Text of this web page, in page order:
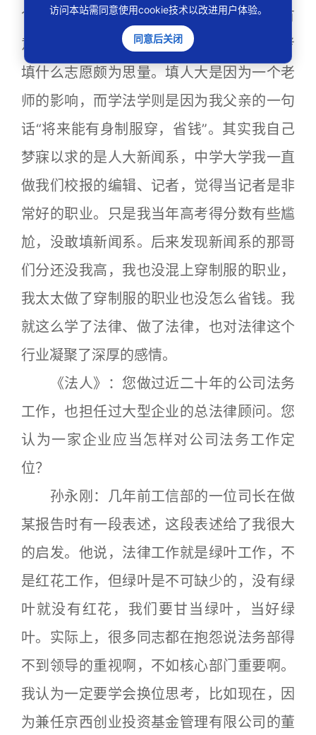
1989年考入中国人民大学法学院。当时挺有
意思，小地方人并没有什么理想信念，高考
填什么志愿颇为思量。填人大是因为一个老
师的影响，而学法学则是因为我父亲的一句
话“将来能有身制服穿，省钱”。其实我自己
梦寐以求的是人大新闻系，中学大学我一直
做我们校报的编辑、记者，觉得当记者是非
常好的职业。只是我当年高考得分数有些尴
尬，没敢填新闻系。后来发现新闻系的那哥
们分还没我高，我也没混上穿制服的职业，
我太太做了穿制服的职业也没怎么省钱。我
就这么学了法律、做了法律，也对法律这个
行业凝聚了深厚的感情。
《法人》：您做过近二十年的公司法务
工作，也担任过大型企业的总法律顾问。您
认为一家企业应当怎样对公司法务工作定
位？
孙永刚：几年前工信部的一位司长在做
某报告时有一段表述，这段表述给了我很大
的启发。他说，法律工作就是绿叶工作，不
是红花工作，但绿叶是不可缺少的，没有绿
叶就没有红花，我们要甘当绿叶，当好绿
叶。实际上，很多同志都在抱怨说法务部得
不到领导的重视啊，不如核心部门重要啊。
我认为一定要学会换位思考，比如现在，因
为兼任京西创业投资基金管理有限公司的董
访问本站需同意使用cookie技术以改进用户体验。
同意后关闭